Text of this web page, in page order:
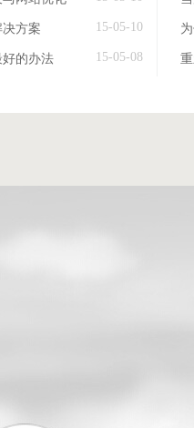
方案 15-05-10
的办法 15-05-08